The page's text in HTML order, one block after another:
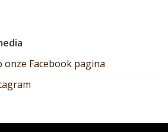
onze Facebook pagina